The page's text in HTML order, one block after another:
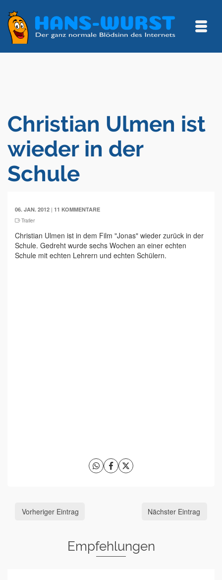
Christian Ulmen ist
wieder in der
Schule
06. JAN. 2012 | 11 KOMMENTARE
Trailer
Christian Ulmen ist in dem Film "Jonas" wieder zurück in der
Schule. Gedreht wurde sechs Wochen an einer echten
Schule mit echten Lehrern und echten Schülern.
Vorheriger Eintrag Nächster Eintrag
Empfehlungen